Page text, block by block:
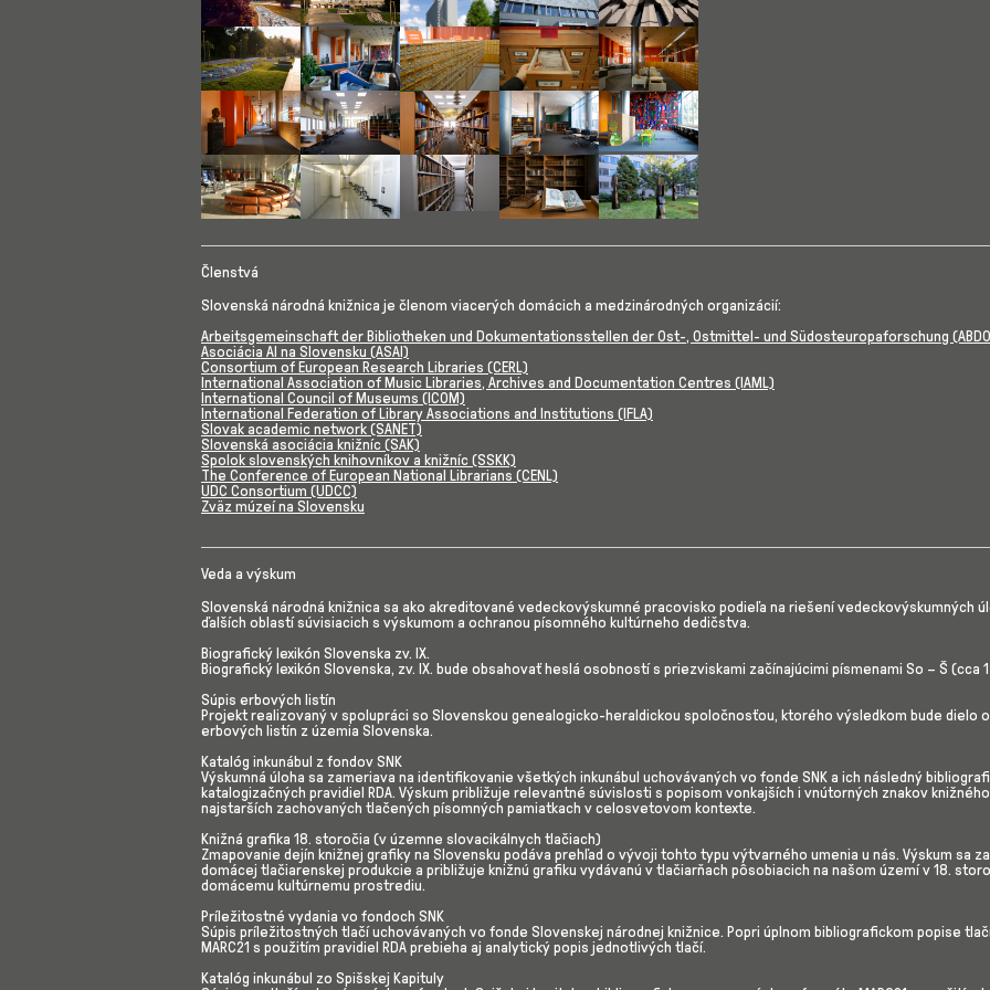
Show larger version for:Show larger version for:Show larger version for:Show larger version for:Show larger version for:
Show larger version for:Show larger version for:Show larger version for:Show larger version for:Show larger version for:
Show larger version for:Show larger version for:Show larger version for:Show larger version for:Show larger version for:
Členstvá
Slovenská národná knižnica je členom viacerých domácich a medzinárodných organizácií:
Arbeitsgemeinschaft der Bibliotheken und Dokumentationsstellen der Ost-, Ostmittel- und Südosteuropaforschung
Asociácia AI na Slovensku (ASAI)
Consortium of European Research Libraries (CERL)
International Association of Music Libraries, Archives and Documentation Centres (IAML)
International Council of Museums (ICOM)
International Federation of Library Associations and Institutions (IFLA)
Slovak academic network (SANET)
Slovenská asociácia knižníc (SAK)
Spolok slovenských knihovníkov a knižníc (SSKK)
The Conference of European National Librarians (CENL)
UDC Consortium (UDCC)
Zväz múzeí na Slovensku
Veda a výskum
Slovenská národná knižnica sa ako akreditované vedeckovýskumné pracovisko podieľa na riešení vedeckovýskumných
ďalších oblastí súvisiacich s výskumom a ochranou písomného kultúrneho dedičstva.
Biografický lexikón Slovenska zv. IX.
Biografický lexikón Slovenska, zv. IX. bude obsahovať heslá osobností s priezviskami začínajúcimi písmenami So – Š (cca
Súpis erbových listín
Projekt realizovaný v spolupráci so Slovenskou genealogicko-heraldickou spoločnosťou, ktorého výsledkom bude dielo
erbových listín z územia Slovenska.
Katalóg inkunábul z fondov SNK
Výskumná úloha sa zameriava na identifikovanie všetkých inkunábul uchovávaných vo fonde SNK a ich následný
katalogizačných pravidiel RDA. Výskum približuje relevantné súvislosti s popisom vonkajších i vnútorných znakov
najstarších zachovaných tlačených písomných pamiatkach v celosvetovom kontexte.
Knižná grafika 18. storočia (v územne slovacikálnych tlačiach)
Zmapovanie dejín knižnej grafiky na Slovensku podáva prehľad o vývoji tohto typu výtvarného umenia u nás. Výskum sa
domácej tlačiarenskej produkcie a približuje knižnú grafiku vydávanú v tlačiarňach pôsobiacich na našom území v 18.
domácemu kultúrnemu prostrediu.
Príležitostné vydania vo fondoch SNK
Súpis príležitostných tlačí uchovávaných vo fonde Slovenskej národnej knižnice. Popri úplnom bibliografickom popise
MARC21 s použitím pravidiel RDA prebieha aj analytický popis jednotlivých tlačí.
Katalóg inkunábul zo Spišskej Kapituly